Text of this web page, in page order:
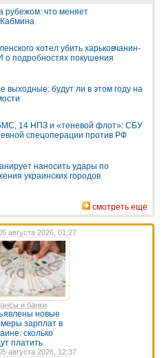
рубежом: что меняет
хотел убить харьковчанин-
подробностях покушения
выходные: будут ли в этом году на
14 НПЗ и «теневой флот»: СБУ
спецоперации против РФ
наносить удары по
украинских городов
смотреть еще
августа 2026, 01:27
и банки
новые
зарплат в
сколько
платить
августа 2026, 12:37